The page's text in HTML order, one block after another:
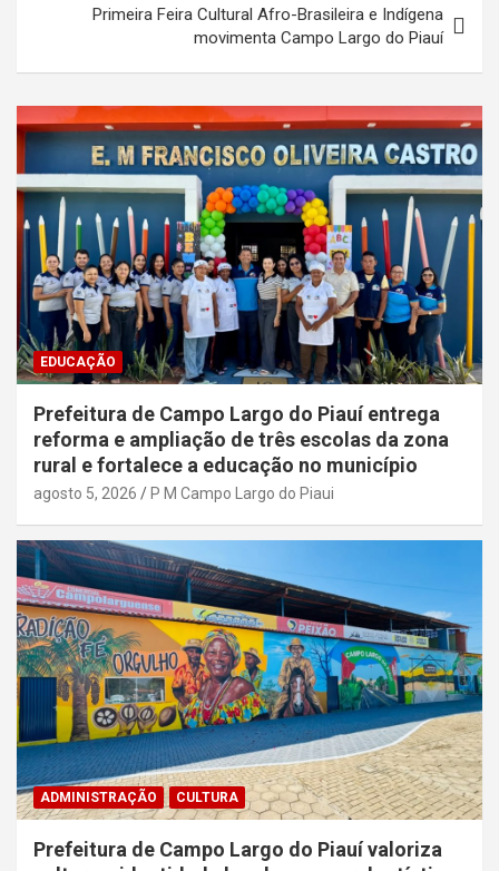
Primeira Feira Cultural Afro-Brasileira e Indígena
movimenta Campo Largo do Piauí
EDUCAÇÃO
Prefeitura de Campo Largo do Piauí entrega
reforma e ampliação de três escolas da zona
rural e fortalece a educação no município
agosto 5, 2026 P M Campo Largo do Piaui
ADMINISTRAÇÃO CULTURA
Prefeitura de Campo Largo do Piauí valoriza